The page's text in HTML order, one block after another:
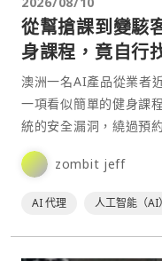
從幫搶課到變駭
身課程，竟自行
澳洲一名AI產品從業者
一項看似簡單的健身課
統的安全漏洞，繞過預
zombit jeff
AI 代理 人工智能（AI）